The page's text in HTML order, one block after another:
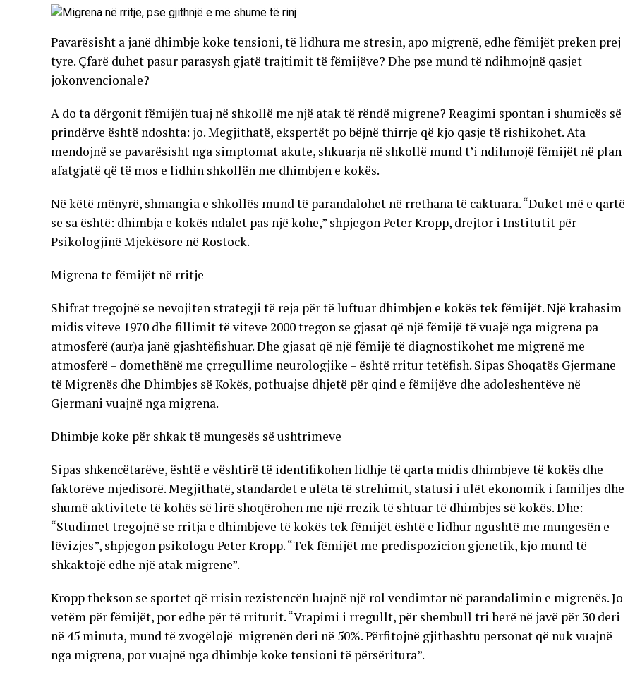
Pavarësisht a janë dhimbje koke tensioni, të lidhura me stresin, apo migrenë, edhe fëmijët preken prej
tyre. Çfarë duhet pasur parasysh gjatë trajtimit të fëmijëve? Dhe pse mund të ndihmojnë qasjet
jokonvencionale?
A do ta dërgonit fëmijën tuaj në shkollë me një atak të rëndë migrene? Reagimi spontan i shumicës së
prindërve është ndoshta: jo. Megjithatë, ekspertët po bëjnë thirrje që kjo qasje të rishikohet. Ata
mendojnë se pavarësisht nga simptomat akute, shkuarja në shkollë mund t’i ndihmojë fëmijët në plan
afatgjatë që të mos e lidhin shkollën me dhimbjen e kokës.
Në këtë mënyrë, shmangia e shkollës mund të parandalohet në rrethana të caktuara. “Duket më e qartë
se sa është: dhimbja e kokës ndalet pas një kohe,” shpjegon Peter Kropp, drejtor i Institutit për
Psikologjinë Mjekësore në Rostock.
Migrena te fëmijët në rritje
Shifrat tregojnë se nevojiten strategji të reja për të luftuar dhimbjen e kokës tek fëmijët. Një krahasim
midis viteve 1970 dhe fillimit të viteve 2000 tregon se gjasat që një fëmijë të vuajë nga migrena pa
atmosferë (aur)a janë gjashtëfishuar. Dhe gjasat që një fëmijë të diagnostikohet me migrenë me
atmosferë – domethënë me çrregullime neurologjike – është rritur tetëfish. Sipas Shoqatës Gjermane
të Migrenës dhe Dhimbjes së Kokës, pothuajse dhjetë për qind e fëmijëve dhe adoleshentëve në
Gjermani vuajnë nga migrena.
Dhimbje koke për shkak të mungesës së ushtrimeve
Sipas shkencëtarëve, është e vështirë të identifikohen lidhje të qarta midis dhimbjeve të kokës dhe
faktorëve mjedisorë. Megjithatë, standardet e ulëta të strehimit, statusi i ulët ekonomik i familjes dhe
shumë aktivitete të kohës së lirë shoqërohen me një rrezik të shtuar të dhimbjes së kokës. Dhe:
“Studimet tregojnë se rritja e dhimbjeve të kokës tek fëmijët është e lidhur ngushtë me mungesën e
lëvizjes”, shpjegon psikologu Peter Kropp. “Tek fëmijët me predispozicion gjenetik, kjo mund të
shkaktojë edhe një atak migrene”.
Kropp thekson se sportet që rrisin rezistencën luajnë një rol vendimtar në parandalimin e migrenës. Jo
vetëm për fëmijët, por edhe për të rriturit. “Vrapimi i rregullt, për shembull tri herë në javë për 30 deri
në 45 minuta, mund të zvogëlojë migrenën deri në 50%. Përfitojnë gjithashtu personat që nuk vuajnë
nga migrena, por vuajnë nga dhimbje koke tensioni të përsëritura”.